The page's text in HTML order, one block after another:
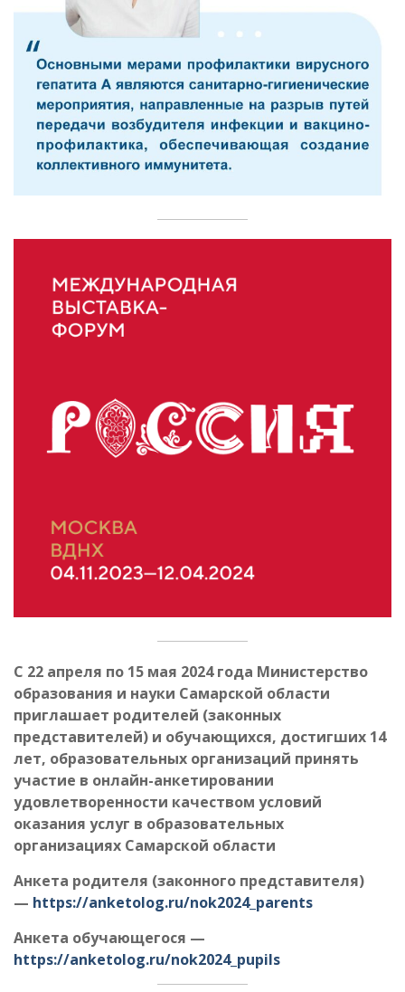
С 22 апреля по 15 мая 2024 года Министерство
образования и науки Самарской области
приглашает родителей (законных
представителей) и обучающихся, достигших 14
лет, образовательных организаций принять
участие в онлайн-анкетировании
удовлетворенности качеством условий
оказания услуг в образовательных
организациях Самарской области
Анкета родителя (законного представителя)
— https://anketolog.ru/nok2024_parents
Анкета обучающегося —
https://anketolog.ru/nok2024_pupils